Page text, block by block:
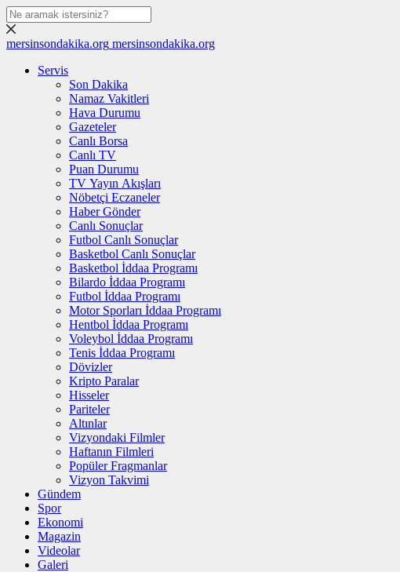
mersinsondakika.org mersinsondakika.org
Servis
Son Dakika
Namaz Vakitleri
Hava Durumu
Gazeteler
Canlı Borsa
Canlı TV
Puan Durumu
TV Yayın Akışları
Nöbetçi Eczaneler
Haber Gönder
Canlı Sonuçlar
Futbol Canlı Sonuçlar
Basketbol Canlı Sonuçlar
Basketbol İddaa Programı
Bilardo İddaa Programı
Futbol İddaa Programı
Motor Sporları İddaa Programı
Hentbol İddaa Programı
Voleybol İddaa Programı
Tenis İddaa Programı
Dövizler
Kripto Paralar
Hisseler
Pariteler
Altınlar
Vizyondaki Filmler
Haftanın Filmleri
Popüler Fragmanlar
Vizyon Takvimi
Gündem
Spor
Ekonomi
Magazin
Videolar
Galeri